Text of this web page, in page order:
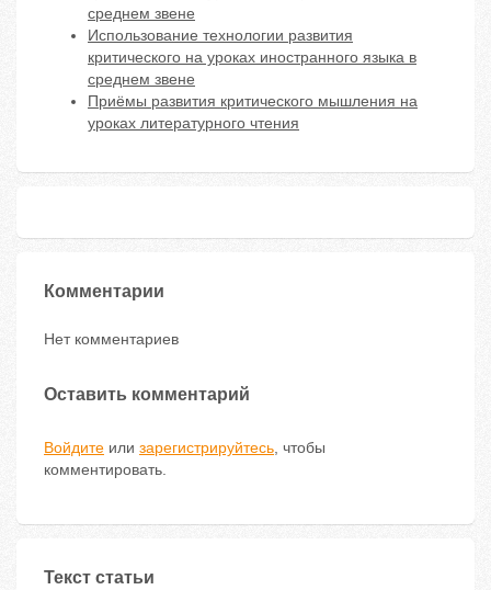
среднем звене
Использование технологии развития
критического на уроках иностранного языка в
среднем звене
Приёмы развития критического мышления на
уроках литературного чтения
Комментарии
Нет комментариев
Оставить комментарий
Войдите или зарегистрируйтесь, чтобы
комментировать.
Текст статьи